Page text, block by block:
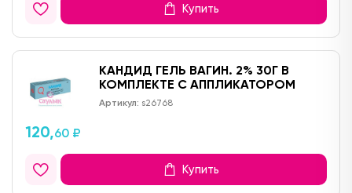
Купить
КАНДИД ГЕЛЬ ВАГИН. 2% 30Г В
КОМПЛЕКТЕ С АППЛИКАТОРОМ
Артикул: s26768
120,60 ₽
Купить